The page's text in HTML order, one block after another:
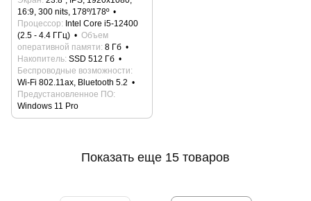
512Gb/Win 11 Pro)
16:9, 300 nits, 178º/178º
Процессор
Intel Core i5-12400
(2.5 - 4.4 ГГц)
Объем
оперативной памяти 8 Гб
Накопитель SSD 512 Гб
Беспроводные возможности
Wi-Fi 802.11ax, Bluetooth 5.2
Предустановленное ПО
Windows 11 Pro
Показать еще 15 товаров